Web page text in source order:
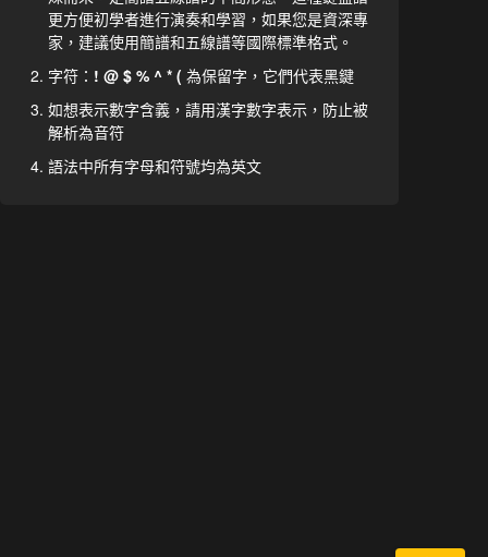
更方便初學者進行演奏和學習，如果您是資深專
家，建議使用簡譜和五線譜等國際標準格式。
字符： ! @ $ % ^ * (為保留字，它們代表黑鍵
如想表示數字含義，請用漢字數字表示，防止被
解析為音符
語法中所有字母和符號均為英文